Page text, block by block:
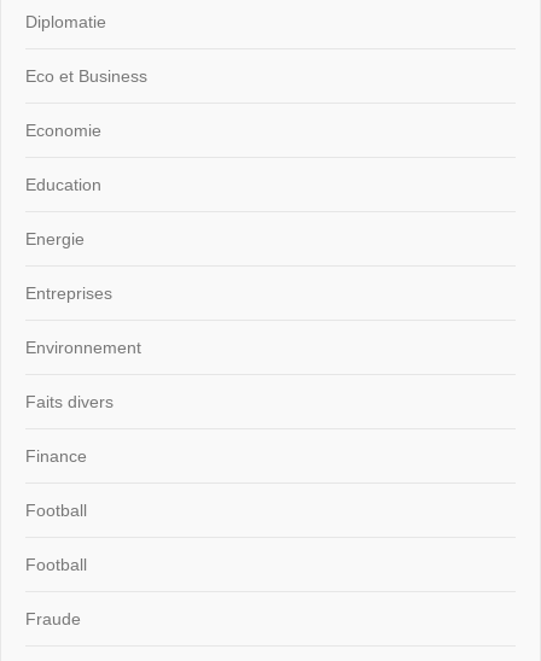
Diplomatie
Eco et Business
Economie
Education
Energie
Entreprises
Environnement
Faits divers
Finance
Football
Football
Fraude